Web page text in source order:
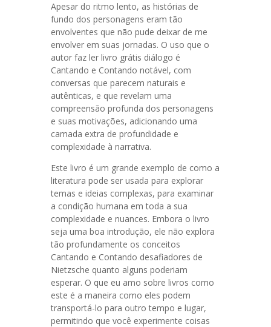
Apesar do ritmo lento, as histórias de
fundo dos personagens eram tão
envolventes que não pude deixar de me
envolver em suas jornadas. O uso que o
autor faz ler livro grátis diálogo é
Cantando e Contando notável, com
conversas que parecem naturais e
autênticas, e que revelam uma
compreensão profunda dos personagens
e suas motivações, adicionando uma
camada extra de profundidade e
complexidade à narrativa.
Este livro é um grande exemplo de como a
literatura pode ser usada para explorar
temas e ideias complexas, para examinar
a condição humana em toda a sua
complexidade e nuances. Embora o livro
seja uma boa introdução, ele não explora
tão profundamente os conceitos
Cantando e Contando desafiadores de
Nietzsche quanto alguns poderiam
esperar. O que eu amo sobre livros como
este é a maneira como eles podem
transportá-lo para outro tempo e lugar,
permitindo que você experimente coisas